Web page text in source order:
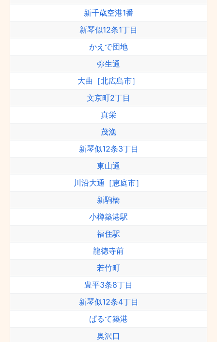
新千歳空港1番
新琴似12条1丁目
かえで団地
弥生通
大曲［北広島市］
文京町2丁目
真栄
茂漁
新琴似12条3丁目
東山通
川沿大通［恵庭市］
新駒橋
小樽築港駅
福住駅
龍徳寺前
若竹町
豊平3条8丁目
新琴似12条4丁目
ぱるて築港
奥沢口